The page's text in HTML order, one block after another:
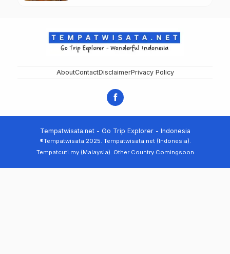
AboutContactDisclaimerPrivacy Policy
Tempatwisata.net - Go Trip Explorer - Indonesia
®Tempatwisata 2025. Tempatwisata.net (Indonesia).
Tempatcuti.my (Malaysia). Other Country Comingsoon